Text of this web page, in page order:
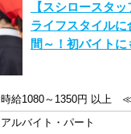
【スシロースタ
ライフスタイルに
間～！初バイト
時給1080～1350円 以上
アルバイト・パート